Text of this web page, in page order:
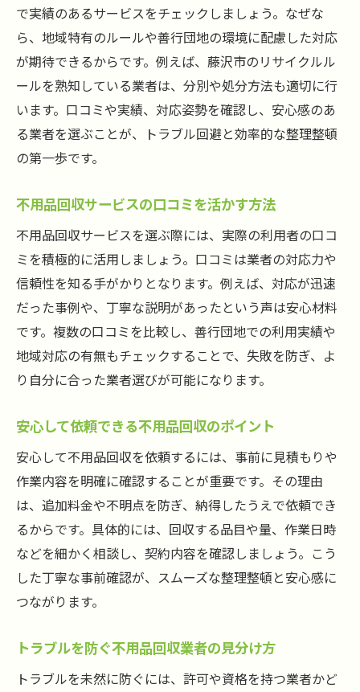
で実績のあるサービスをチェックしましょう。なぜな
ら、地域特有のルールや善行団地の環境に配慮した対応
が期待できるからです。例えば、藤沢市のリサイクルル
ールを熟知している業者は、分別や処分方法も適切に行
います。口コミや実績、対応姿勢を確認し、安心感のあ
る業者を選ぶことが、トラブル回避と効率的な整理整頓
の第一歩です。
不用品回収サービスの口コミを活かす方法
不用品回収サービスを選ぶ際には、実際の利用者の口コ
ミを積極的に活用しましょう。口コミは業者の対応力や
信頼性を知る手がかりとなります。例えば、対応が迅速
だった事例や、丁寧な説明があったという声は安心材料
です。複数の口コミを比較し、善行団地での利用実績や
地域対応の有無もチェックすることで、失敗を防ぎ、よ
り自分に合った業者選びが可能になります。
安心して依頼できる不用品回収のポイント
安心して不用品回収を依頼するには、事前に見積もりや
作業内容を明確に確認することが重要です。その理由
は、追加料金や不明点を防ぎ、納得したうえで依頼でき
るからです。具体的には、回収する品目や量、作業日時
などを細かく相談し、契約内容を確認しましょう。こう
した丁寧な事前確認が、スムーズな整理整頓と安心感に
つながります。
トラブルを防ぐ不用品回収業者の見分け方
トラブルを未然に防ぐには、許可や資格を持つ業者かど